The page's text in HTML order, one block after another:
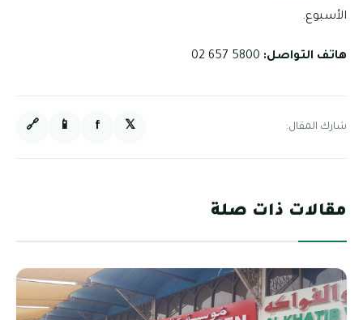
الأسبوع.
هاتف التواصل:
شارك المقال: 𝕏
f
📱
🔗
مقالات ذات صلة